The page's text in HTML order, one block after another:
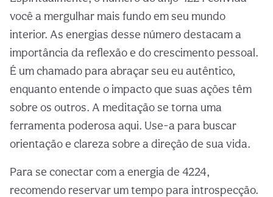
você a mergulhar mais fundo em seu mundo
interior. As energias desse número destacam a
importância da reflexão e do crescimento pessoal.
É um chamado para abraçar seu eu autêntico,
enquanto entende o impacto que suas ações têm
sobre os outros. A meditação se torna uma
ferramenta poderosa aqui. Use-a para buscar
orientação e clareza sobre a direção de sua vida.
Para se conectar com a energia de 4224,
recomendo reservar um tempo para introspecção.